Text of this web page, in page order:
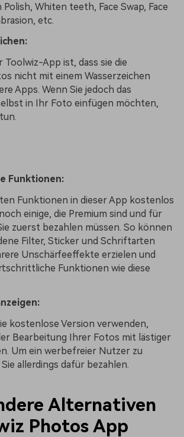
Whiten teeth, Face Swap, Face
etc.
Toolwiz-App ist, dass sie die
nicht mit einem Wasserzeichen
Apps. Wenn Sie jedoch das
in Ihr Foto einfügen möchten,
Funktionen:
Funktionen in dieser App kostenlos
einige, die Premium sind und für
zuerst bezahlen müssen. So können
Filter, Sticker und Schriftarten
Unschärfeeffekte erzielen und
Funktionen wie diese
kostenlose Version verwenden,
Bearbeitung Ihrer Fotos mit lästiger
Um ein werbefreier Nutzer zu
allerdings dafür bezahlen.
Alternativen
Photos App